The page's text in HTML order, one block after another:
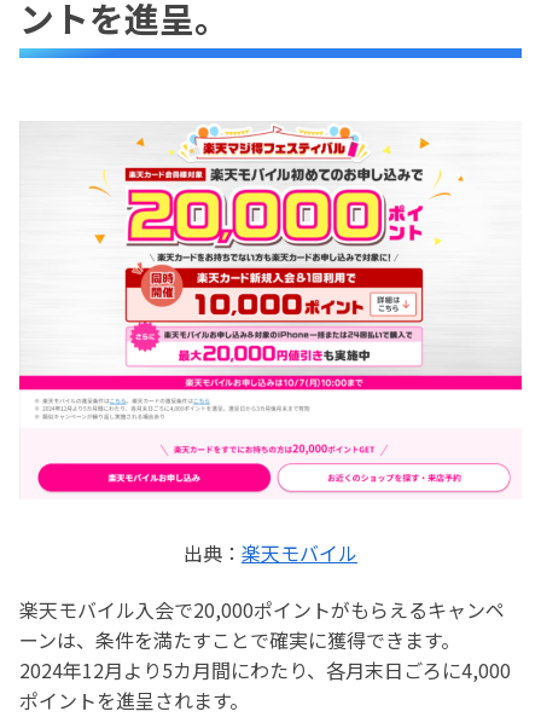
ントを進呈。
出典： 楽天モバイル
楽天モバイル入会で20,000ポイントがもらえるキャンペ
ーンは、条件を満たすことで確実に獲得できます。
2024年12月より5カ月間にわたり、各月末日ごろに4,000
ポイントを進呈されます。